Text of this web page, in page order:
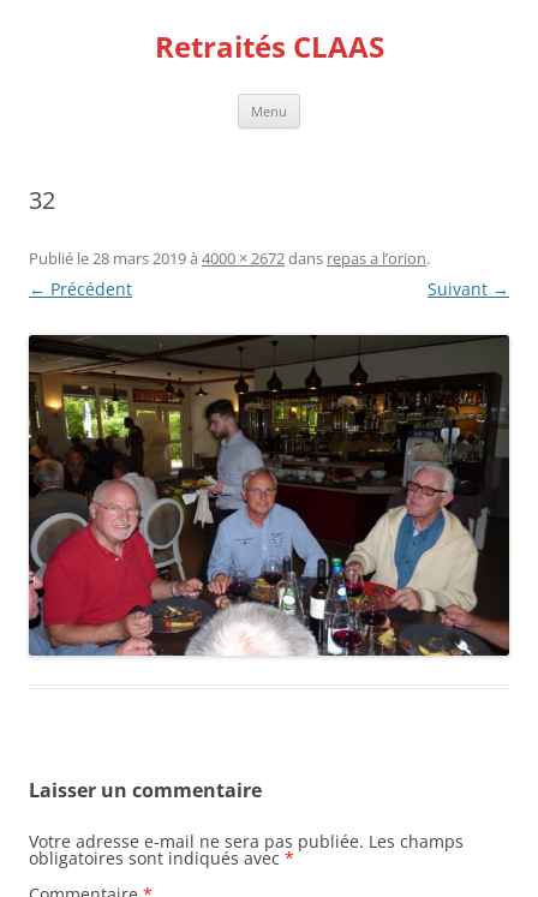
Retraités CLAAS
Menu
32
Publié le28 mars 2019à 4000 × 2672dans repas a l’orion.
← Précédent Suivant →
Laisser un commentaire
Votre adresse e-mail ne sera pas publiée. Les champs
obligatoires sont indiqués avec *